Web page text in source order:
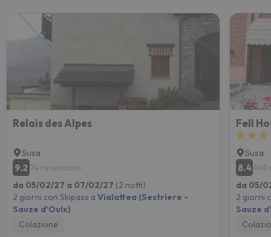
Relais des Alpes
Susa
9.2 74 recensioni
da 05/02/27 a 07/02/27 (2 notti)
2 giorni con Skipass a Vialattea (Sestriere -
Sauze d'Oulx)
Colazione
Fell
Susa
8.4448
da 05/
2 giorni
Sauze